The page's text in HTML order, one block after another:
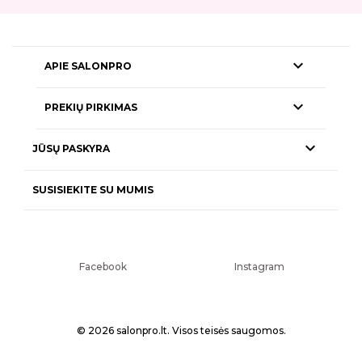
APIE SALONPRO 
PREKIŲ PIRKIMAS 
JŪSŲ PASKYRA 
SUSISIEKITE SU MUMIS
Facebook Instagram
© 2026 salonpro.lt. Visos teisės saugomos.